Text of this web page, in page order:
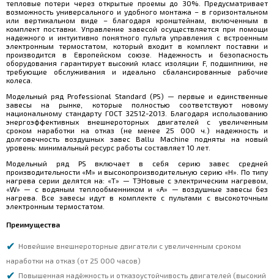
тепловые потери через открытые проемы до 30%. Предусматривает
возможность универсального и удобного монтажа – в горизонтальном
или вертикальном виде – благодаря кронштейнам, включенным в
комплект поставки. Управление завесой осуществляется при помощи
надежного и интуитивно понятного пульта управления c встроенным
электронным термостатом, который входит в комплект поставки и
производится в Европейском союзе. Надежность и безопасность
оборудования гарантирует высокий класс изоляции F, подшипники, не
требующие обслуживания и идеально сбалансированные рабочие
колеса.
Модельный ряд Professional Standard (PS) — первые и единственные
завесы на рынке, которые полностью соответствуют новому
национальному стандарту ГОСТ 32512-2013. Благодаря использованию
энергоэффективных внешнероторных двигателей с увеличенным
сроком наработки на отказ (не менее 25 000 ч.) надежность и
долговечность воздушных завес Ballu Machine подняты на новый
уровень: минимальный ресурс работы составляет 10 лет.
Модельный ряд PS включает в себя серию завес средней
производительности «M» и высокопроизводительную серию «H». По типу
нагрева серии делятся на: «T» — ТЭНовые с электрическим нагревом,
«W» — с водяным теплообменником и «А» — воздушные завесы без
нагрева. Все завесы идут в комплекте с пультами с высокоточным
электронным термостатом.
Преимущества
Новейшие внешнероторные двигатели с увеличенным сроком
наработки на отказ (от 25 000 часов)
Повышенная надёжность и отказоустойчивость двигателей (высокий